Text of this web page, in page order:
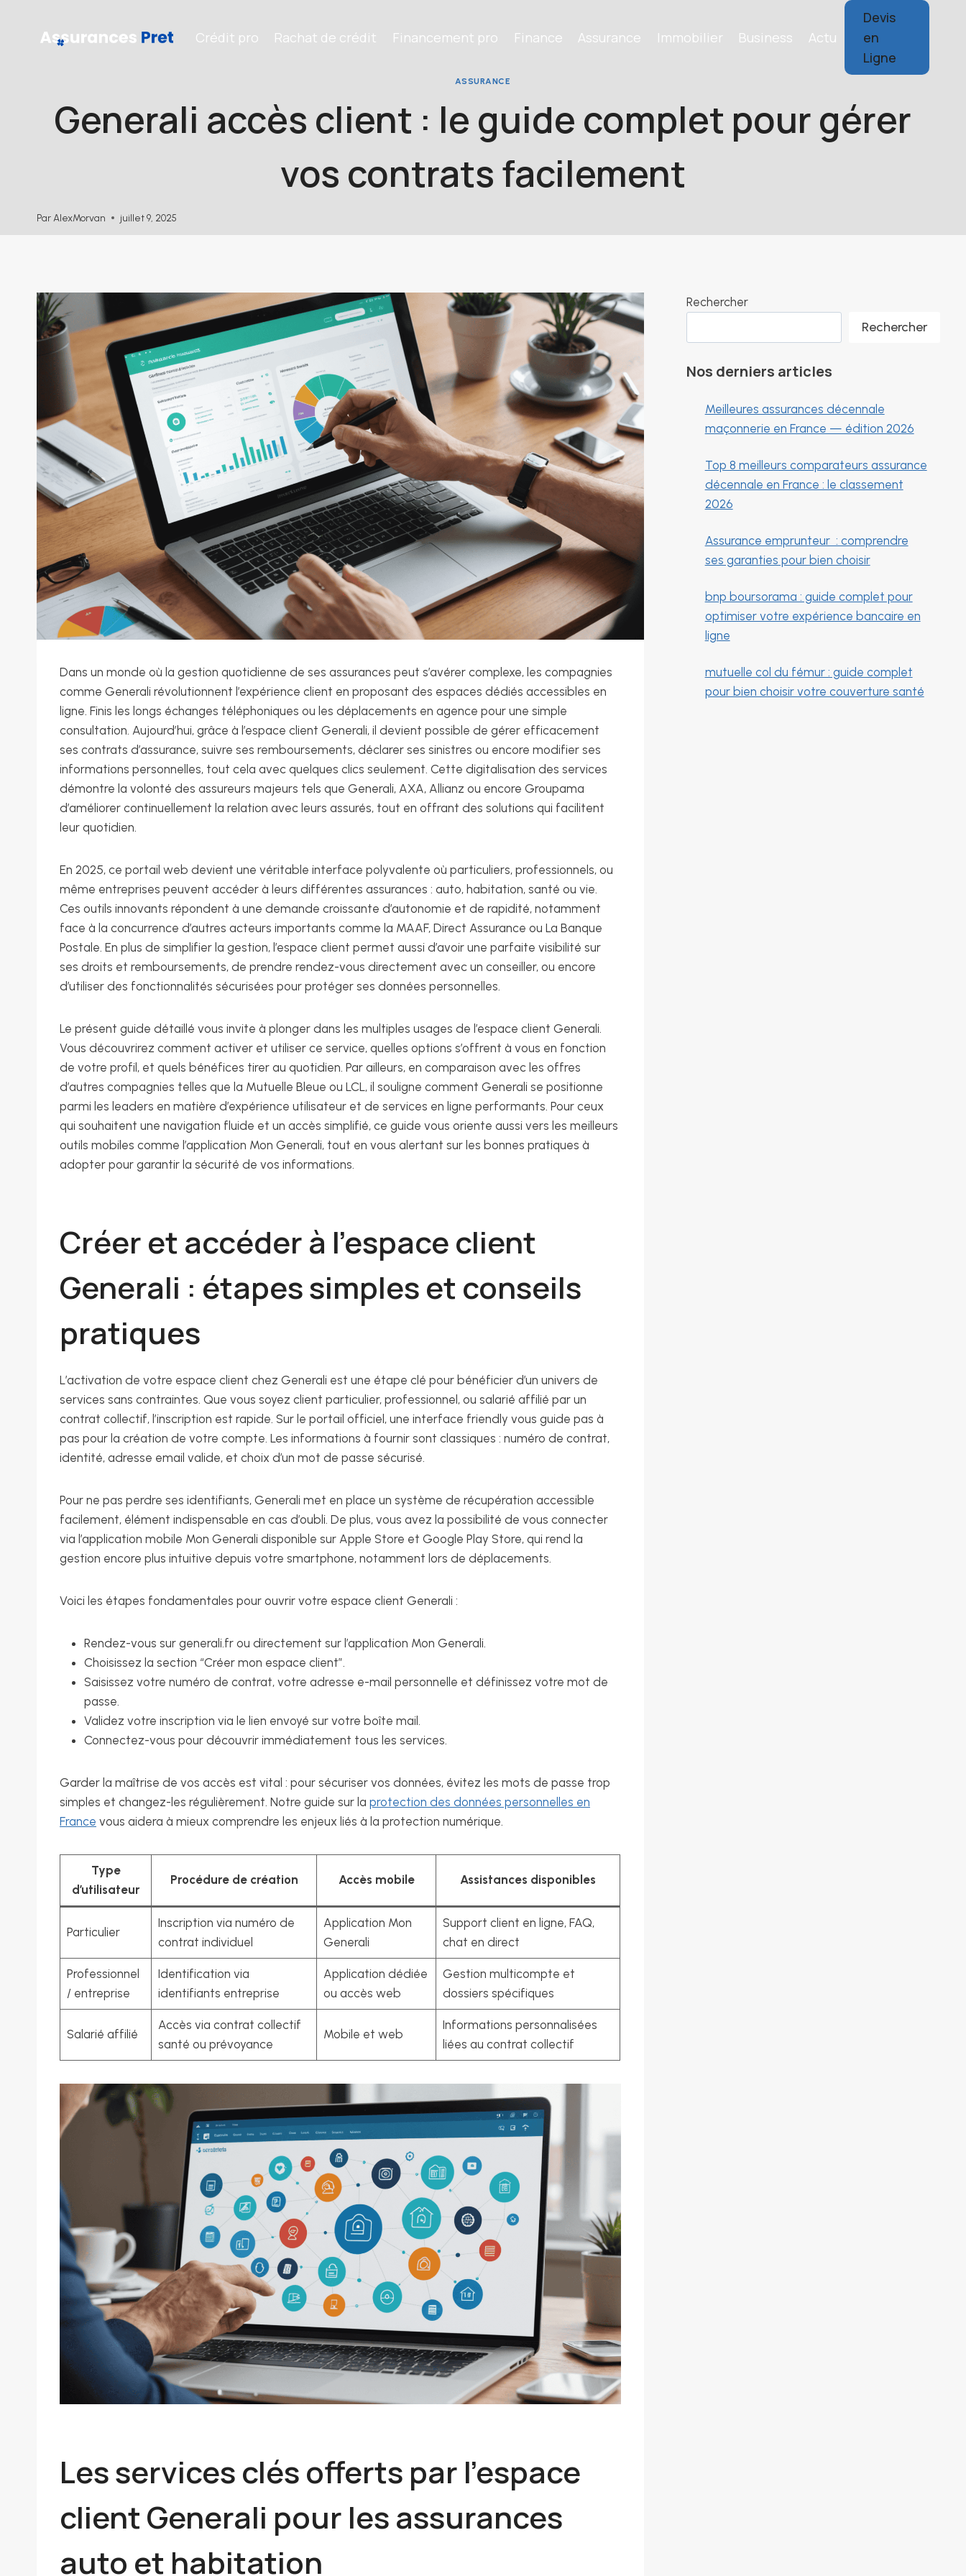
Crédit pro Rachat de crédit Financement pro Finance Assurance Immobilier Business Actu
Devis
en
Ligne
ASSURANCE
Generali accès client : le guide complet pour gérer
vos contrats facilement
Par AlexMorvan juillet 9, 2025
Dans un monde où la gestion quotidienne de ses assurances peut s’avérer complexe, les compagnies
comme Generali révolutionnent l’expérience client en proposant des espaces dédiés accessibles en
ligne. Finis les longs échanges téléphoniques ou les déplacements en agence pour une simple
consultation. Aujourd’hui, grâce à l’espace client Generali, il devient possible de gérer efficacement
ses contrats d’assurance, suivre ses remboursements, déclarer ses sinistres ou encore modifier ses
informations personnelles, tout cela avec quelques clics seulement. Cette digitalisation des services
démontre la volonté des assureurs majeurs tels que Generali, AXA, Allianz ou encore Groupama
d’améliorer continuellement la relation avec leurs assurés, tout en offrant des solutions qui facilitent
leur quotidien.
En 2025, ce portail web devient une véritable interface polyvalente où particuliers, professionnels, ou
même entreprises peuvent accéder à leurs différentes assurances : auto, habitation, santé ou vie.
Ces outils innovants répondent à une demande croissante d’autonomie et de rapidité, notamment
face à la concurrence d’autres acteurs importants comme la MAAF, Direct Assurance ou La Banque
Postale. En plus de simplifier la gestion, l’espace client permet aussi d’avoir une parfaite visibilité sur
ses droits et remboursements, de prendre rendez-vous directement avec un conseiller, ou encore
d’utiliser des fonctionnalités sécurisées pour protéger ses données personnelles.
Le présent guide détaillé vous invite à plonger dans les multiples usages de l’espace client Generali.
Vous découvrirez comment activer et utiliser ce service, quelles options s’offrent à vous en fonction
de votre profil, et quels bénéfices tirer au quotidien. Par ailleurs, en comparaison avec les offres
d’autres compagnies telles que la Mutuelle Bleue ou LCL, il souligne comment Generali se positionne
parmi les leaders en matière d’expérience utilisateur et de services en ligne performants. Pour ceux
qui souhaitent une navigation fluide et un accès simplifié, ce guide vous oriente aussi vers les meilleurs
outils mobiles comme l’application Mon Generali, tout en vous alertant sur les bonnes pratiques à
adopter pour garantir la sécurité de vos informations.
Créer et accéder à l’espace client
Generali : étapes simples et conseils
pratiques
L’activation de votre espace client chez Generali est une étape clé pour bénéficier d’un univers de
services sans contraintes. Que vous soyez client particulier, professionnel, ou salarié affilié par un
contrat collectif, l’inscription est rapide. Sur le portail officiel, une interface friendly vous guide pas à
pas pour la création de votre compte. Les informations à fournir sont classiques : numéro de contrat,
identité, adresse email valide, et choix d’un mot de passe sécurisé.
Pour ne pas perdre ses identifiants, Generali met en place un système de récupération accessible
facilement, élément indispensable en cas d’oubli. De plus, vous avez la possibilité de vous connecter
via l’application mobile Mon Generali disponible sur Apple Store et Google Play Store, qui rend la
gestion encore plus intuitive depuis votre smartphone, notamment lors de déplacements.
Voici les étapes fondamentales pour ouvrir votre espace client Generali :
Rendez-vous sur generali.fr ou directement sur l’application Mon Generali.
Choisissez la section “Créer mon espace client”.
Saisissez votre numéro de contrat, votre adresse e-mail personnelle et définissez votre mot de
passe.
Validez votre inscription via le lien envoyé sur votre boîte mail.
Connectez-vous pour découvrir immédiatement tous les services.
Garder la maîtrise de vos accès est vital : pour sécuriser vos données, évitez les mots de passe trop
simples et changez-les régulièrement. Notre guide sur la protection des données personnelles en
France vous aidera à mieux comprendre les enjeux liés à la protection numérique.
Type
d’utilisateur
Procédure de création Accès mobile Assistances disponibles
Particulier
Inscription via numéro de
contrat individuel
Application Mon
Generali
Support client en ligne, FAQ,
chat en direct
Professionnel
/ entreprise
Identification via
identifiants entreprise
Application dédiée
ou accès web
Gestion multicompte et
dossiers spécifiques
Salarié affilié
Accès via contrat collectif
santé ou prévoyance
Mobile et web
Informations personnalisées
liées au contrat collectif
Les services clés offerts par l’espace
client Generali pour les assurances
auto et habitation
Rechercher
Rechercher
Nos derniers articles
Meilleures assurances décennale
maçonnerie en France — édition 2026
Top 8 meilleurs comparateurs assurance
décennale en France : le classement
2026
Assurance emprunteur : comprendre
ses garanties pour bien choisir
bnp boursorama : guide complet pour
optimiser votre expérience bancaire en
ligne
mutuelle col du fémur : guide complet
pour bien choisir votre couverture santé